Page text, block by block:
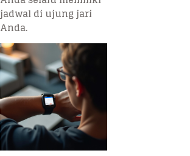
jadwal di ujung jari
Anda.